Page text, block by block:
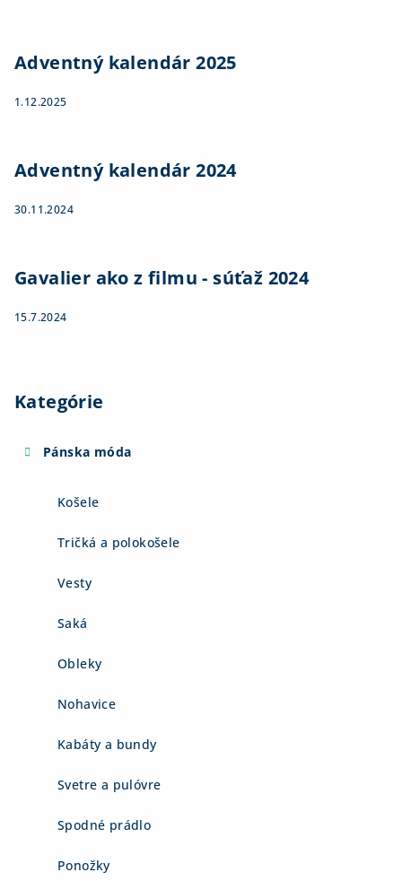
Adventný kalendár 2025
1.12.2025
Adventný kalendár 2024
30.11.2024
Gavalier ako z filmu - súťaž 2024
15.7.2024
Kategórie
Pánska móda
Košele
Tričká a polokošele
Vesty
Saká
Obleky
Nohavice
Kabáty a bundy
Svetre a pulóvre
Spodné prádlo
Ponožky